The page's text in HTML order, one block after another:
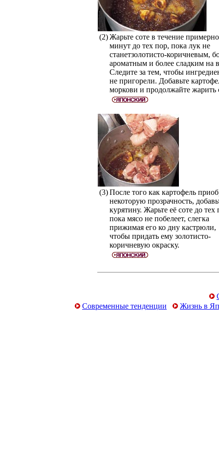
(2) Жарьте соте в течение
минут до тех пор, пока лук не
станетзолотисто-коричневым,
ароматным и более сладким на
Следите за тем, чтобы
не пригорели. Добавьте
моркови и продолжайте жарить
(3) После того как картофель
некоторую прозрачность,
курятину. Жарьте её соте до тех
пока мясо не побелеет, слегка
прижимая его ко дну кастрюли,
чтобы придать ему золотисто-
коричневую окраску.
Современные тенденции
Жизнь в